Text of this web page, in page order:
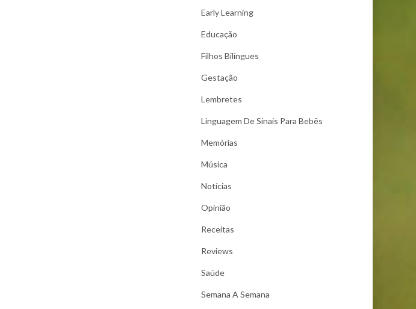
Early Learning
Educação
Filhos Bilíngues
Gestação
Lembretes
Linguagem De Sinais Para Bebês
Memórias
Música
Notícias
Opinião
Receitas
Reviews
Saúde
Semana A Semana